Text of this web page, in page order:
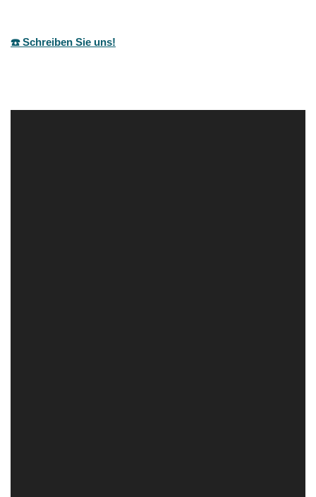
☎️ Schreiben Sie uns!